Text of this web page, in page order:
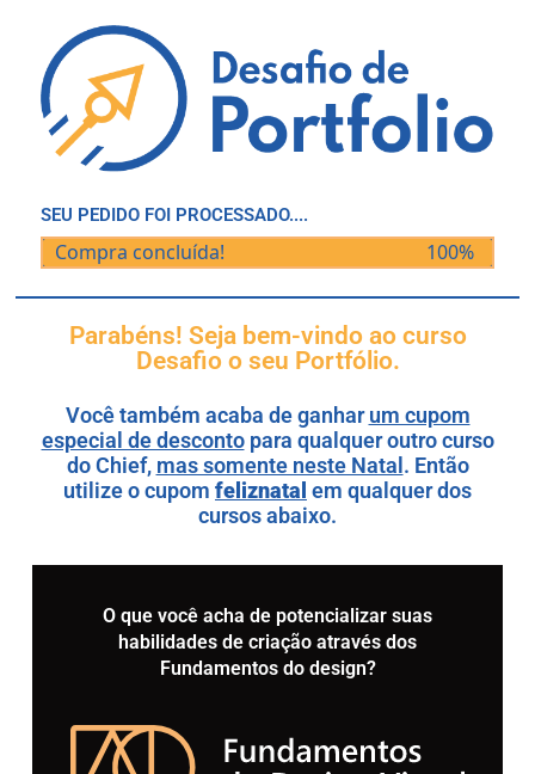
SEU PEDIDO FOI PROCESSADO....
Compra concluída! 100%
Parabéns! Seja bem-vindo ao curso
Desafio o seu Portfólio.
Você também acaba de ganharum cupom
especial de descontopara qualquer outro curso
do Chief, mas somente neste Natal . Então
utilize o cupom feliznatal em qualquer dos
cursos abaixo.
O que você acha de potencializar suas
habilidades de criação através dos
Fundamentos do design?